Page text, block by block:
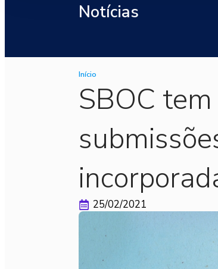
Notícias
Início
SBOC
25/02/2021